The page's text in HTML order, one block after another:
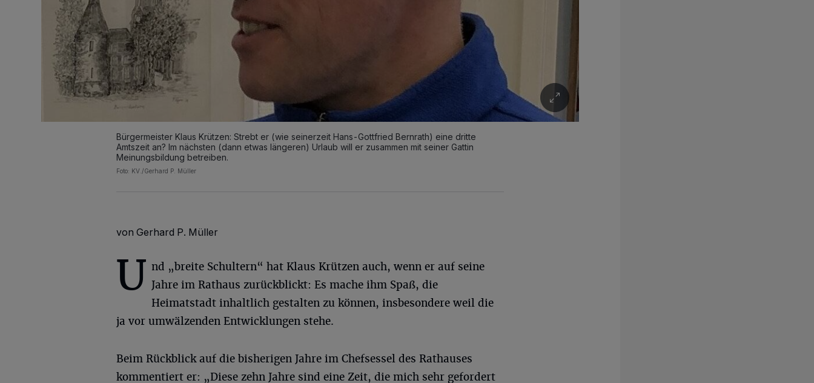
Bürgermeister Klaus Krützen: Strebt er (wie seinerzeit Hans-Gottfried Bernrath) eine dritte
Amtszeit an? Im nächsten (dann etwas längeren) Urlaub will er zusammen mit seiner Gattin
Meinungsbildung betreiben.
Foto: KV./Gerhard P. Müller
von Gerhard P. Müller
U nd „breite Schultern“ hat Klaus Krützen auch, wenn er auf seine
Jahre im Rathaus zurückblickt: Es mache ihm Spaß, die
Heimatstadt inhaltlich gestalten zu können, insbesondere weil die
ja vor umwälzenden Entwicklungen stehe.
Beim Rückblick auf die bisherigen Jahre im Chefsessel des Rathauses
kommentiert er: „Diese zehn Jahre sind eine Zeit, die mich sehr gefordert